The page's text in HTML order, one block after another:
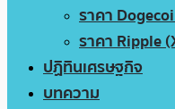
ราคา
ราคา Ripple
ปฏิทินเศรษฐกิจ
บทความ